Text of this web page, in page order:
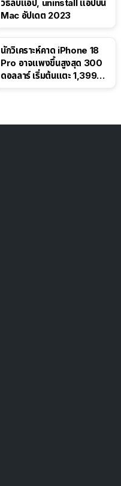
วิธีลบแอป, uninstall แอปบน
Mac อัปเดต 2023
นักวิเคราะห์คาด iPhone 18
Pro อาจแพงขึ้นสูงสุด 300
ดอลลาร์ เริ่มต้นแตะ 1,399